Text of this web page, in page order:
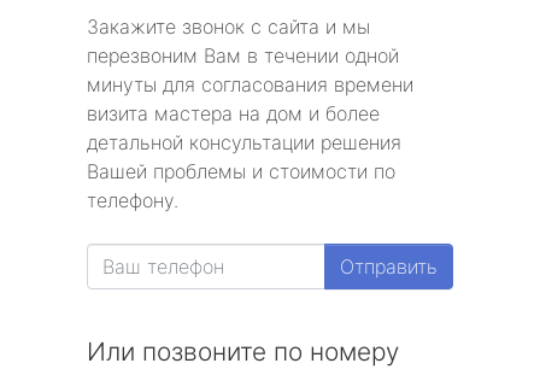
Закажите звонок с сайта и мы
перезвоним Вам в течении одной
минуты для согласования времени
визита мастера на дом и более
детальной консультации решения
Вашей проблемы и стоимости по
телефону.
Отправить
Или позвоните по номеру